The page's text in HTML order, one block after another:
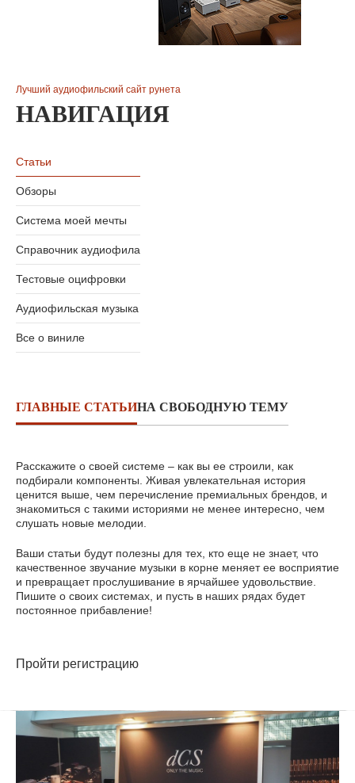
Лучший аудиофильский сайт рунета
НАВИГАЦИЯ
Статьи
Обзоры
Система моей мечты
Справочник аудиофила
Тестовые оцифровки
Аудиофильская музыка
Все о виниле
ГЛАВНЫЕ СТАТЬИНА СВОБОДНУЮ ТЕМУ
Расскажите о своей системе – как вы ее строили, как
подбирали компоненты. Живая увлекательная история
ценится выше, чем перечисление премиальных брендов, и
знакомиться с такими историями не менее интересно, чем
слушать новые мелодии.
Ваши статьи будут полезны для тех, кто еще не знает, что
качественное звучание музыки в корне меняет ее восприятие
и превращает прослушивание в ярчайшее удовольствие.
Пишите о своих системах, и пусть в наших рядах будет
постоянное прибавление!
Пройти регистрацию